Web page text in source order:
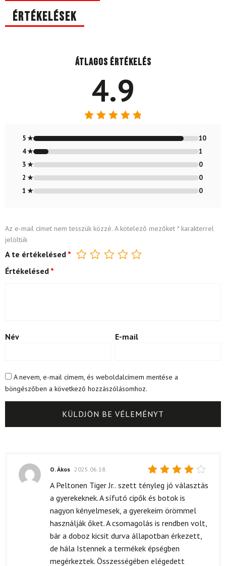
Értékelések
Átlagos értékelés
4.9
4.91/ 5
5 ★
10
4 ★
1
3 ★
0
2 ★
0
1 ★
0
Az e-mail címet nem tesszük közzé. A kötelező mezőket *karakterrel
jelöltük
A te értékelésed *
Értékelésed *
Név E-mail
A nevem, e-mail címem, és weboldalcímem mentése a
böngészőben a következő hozzászólásomhoz.
Értékelés:
4
/ 5
O. Ákos 2025.06.18.
A Peltonen Tiger Jr.. szett tényleg jó választás
a gyerekeknek. A sífutó cipők és botok is
nagyon kényelmesek, a gyerekeim örömmel
használják őket. A csomagolás is rendben volt,
bár a doboz kicsit durva állapotban érkezett,
de hála Istennek a termékek épségben
megérkeztek. Összességében elégedett